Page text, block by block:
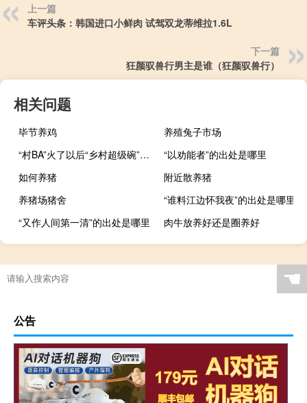
上一篇
车评头条：韩国进口小鲜肉 试驾双龙蒂维拉1.6L
下一篇
狂颜驭兽行男主是谁（狂颜驭兽行）
相关问题
毕节养鸡
养殖兔子市场
“村BA”火了以后“乡村超级碗”也出圈了 到底什么情况呢
“以劝能者”的出处是哪里
如何养猪
附近散养猪
养猪场猪舍
“谁料江边怀我夜”的出处是哪里
“又作人间第一清”的出处是哪里
肉牛放养好还是圈养好
☚
公告